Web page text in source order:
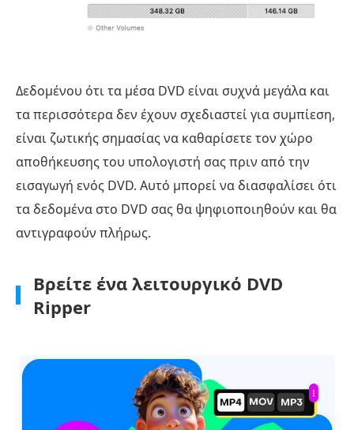
Δεδομένου ότι τα μέσα DVD είναι συχνά μεγάλα και
τα περισσότερα δεν έχουν σχεδιαστεί για συμπίεση,
είναι ζωτικής σημασίας να καθαρίσετε τον χώρο
αποθήκευσης του υπολογιστή σας πριν από την
εισαγωγή ενός DVD. Αυτό μπορεί να διασφαλίσει ότι
τα δεδομένα στο DVD σας θα ψηφιοποιηθούν και θα
αντιγραφούν πλήρως.
Βρείτε ένα λειτουργικό DVD
Ripper